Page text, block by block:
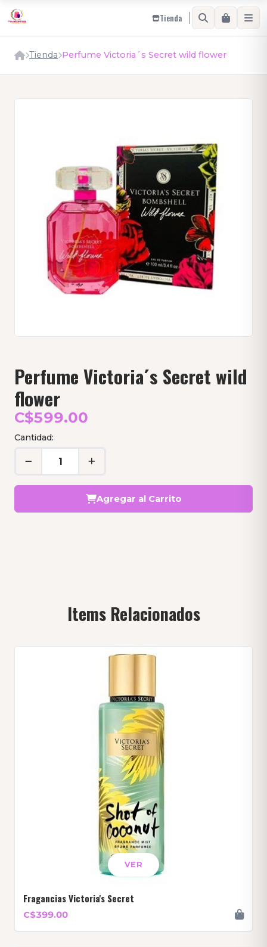
Tienda
Tienda Perfume Victoria´s Secret wild flower
Perfume Victoria´s Secret wild
flower
C$599.00
Cantidad:
Agregar al Carrito
Items Relacionados
VER
Fragancias Victoria's Secret
C$399.00